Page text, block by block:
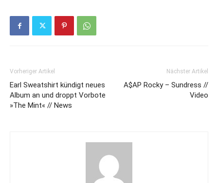
Vorheriger Artikel
Earl Sweatshirt kündigt neues
Album an und droppt Vorbote
»The Mint« // News
Nächster Artikel
A$AP Rocky – Sundress //
Video